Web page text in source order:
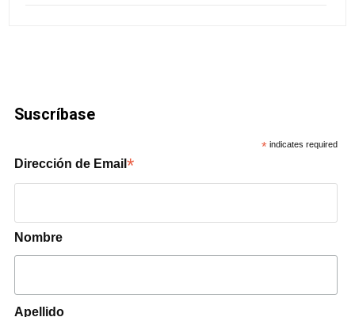
Suscríbase
* indicates required
Dirección de Email*
Nombre
Apellido